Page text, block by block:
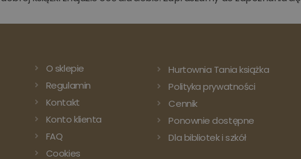
O sklepie
Regulamin
Kontakt
Konto klienta
FAQ
Cookies
Hurtownia Tania książka
Polityka prywatności
Cennik
Ponownie dostępne
Dla bibliotek i szkół